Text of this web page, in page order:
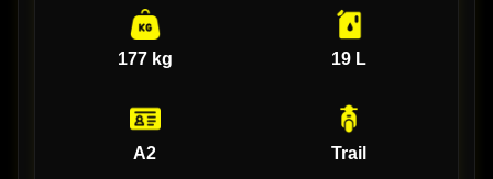
177 kg 19 L
A2 Trail